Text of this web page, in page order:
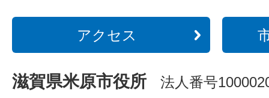
アクセス
滋賀県米原市役所 法人番号